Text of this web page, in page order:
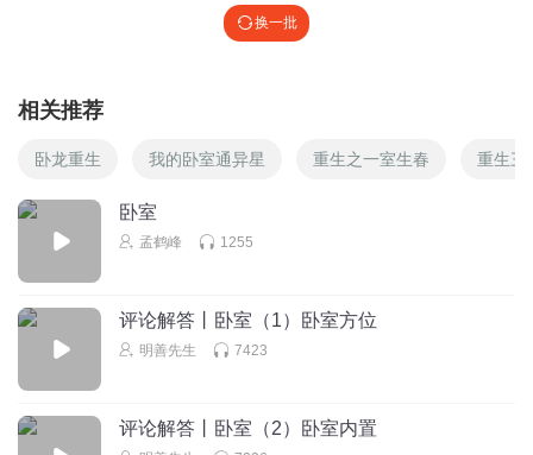
换一批
相关推荐
卧龙重生 我的卧室通异星 重生之一室生春 重生三
卧室
孟鹤峰 1255
评论解答丨卧室（1）卧室方位
明善先生 7423
评论解答丨卧室（2）卧室内置